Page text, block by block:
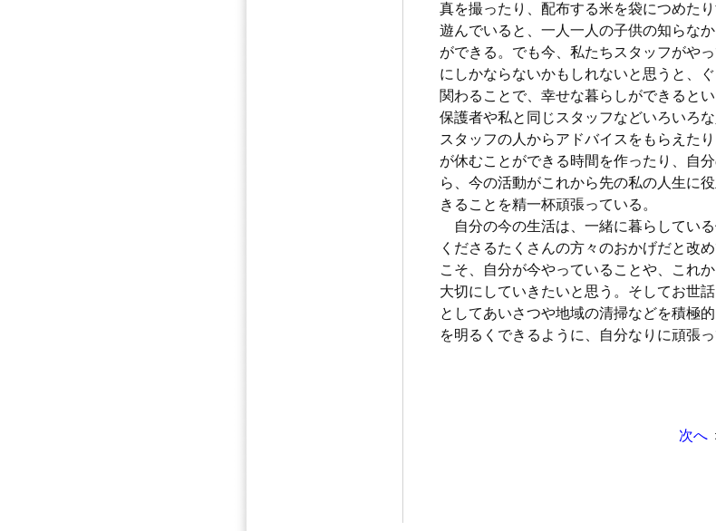
真を撮ったり、配布する米を袋につめた
遊んでいると、一人一人の子供の知らな
ができる。でも今、私たちスタッフがや
にしかならないかもしれないと思うと、
関わることで、幸せな暮らしができると
保護者や私と同じスタッフなどいろいろ
スタッフの人からアドバイスをもらえた
が休むことができる時間を作ったり、自
ら、今の活動がこれから先の私の人生に
きることを精一杯頑張っている。
自分の今の生活は、一緒に暮らしてい
くださるたくさんの方々のおかげだと改
こそ、自分が今やっていることや、これ
大切にしていきたいと思う。そしてお世
としてあいさつや地域の清掃などを積極
を明るくできるように、自分なりに頑張っ
次へ